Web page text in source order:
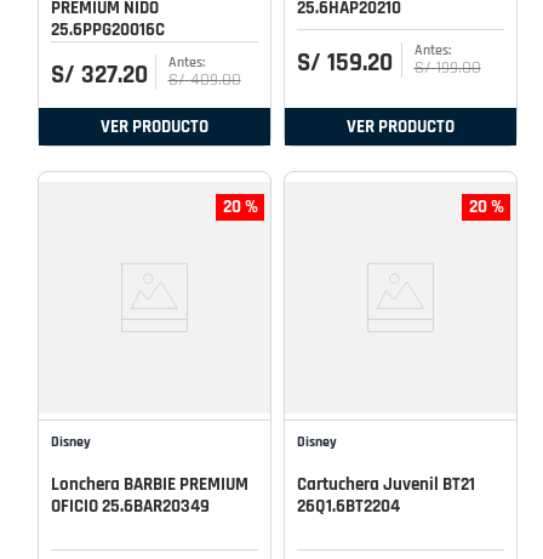
PREMIUM NIDO
25.6PPG20016C
S/ 327.20 S/ 409.00
VER PRODUCTO
25.6HAP20210
S/ 159.20 S/ 199.00
VER PRODUCTO
20 %
Disney
Lonchera BARBIE PREMIUM
OFICIO 25.6BAR20349
20 %
Disney
Cartuchera Juvenil BT21
26Q1.6BT2204